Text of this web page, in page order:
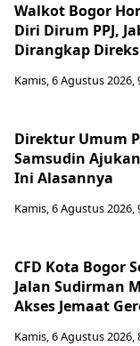
Walkot Bogor
Diri Dirum PPJ,
Dirangkap
Kamis, 6 Agustus 2026,
Direktur Umum
Samsudin
Ini Alasannya
Kamis, 6 Agustus 2026,
CFD Kota Bogor
Jalan Sudirman
Akses Jemaat
Kamis, 6 Agustus 2026,